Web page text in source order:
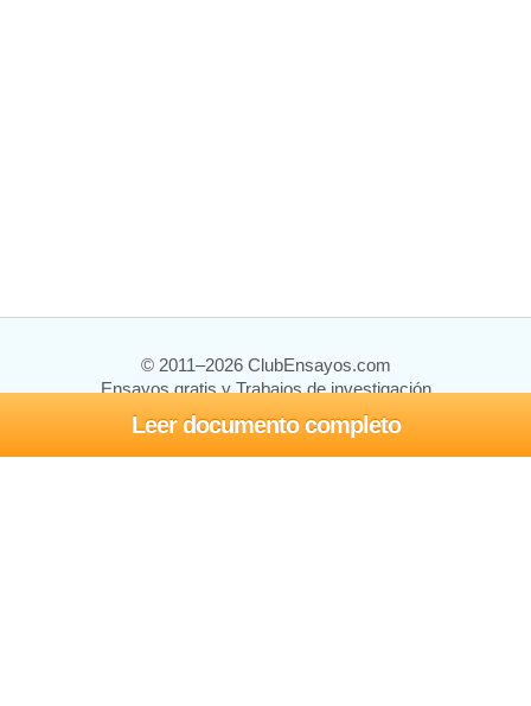
Leer documento completo
© 2011–2026 ClubEnsayos.com
Ensayos gratis y Trabajos de investigación